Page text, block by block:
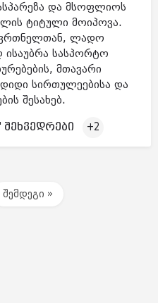
და მსოფლიოს
ტიტული მოიპოვა.
ლადო
ისაუბრა სასპორტო
მთავარი
სირთულეებისა და
შესახებ.
+2
შემდეგი »